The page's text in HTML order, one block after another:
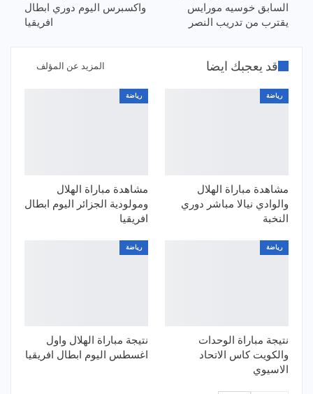
السابق خوسيه مورايس
يقترب من تدريب النصر
واكسبرس اليوم دوري ابطال
افريقيا
قد يعجبك ايضا المزيد عن المؤلف
رياضة
مشاهدة مباراة الهلال
والوادي نيالا مباشر دوري
النخبة
رياضة
مشاهدة مباراة الهلال
ومولودية الجزائر اليوم ابطال
افريقيا
رياضة
نتيجة مباراة الوحدات
والكويت كاس الاتحاد
الاسيوي
رياضة
نتيجة مباراة الهلال واول
اغسطس اليوم ابطال افريقيا